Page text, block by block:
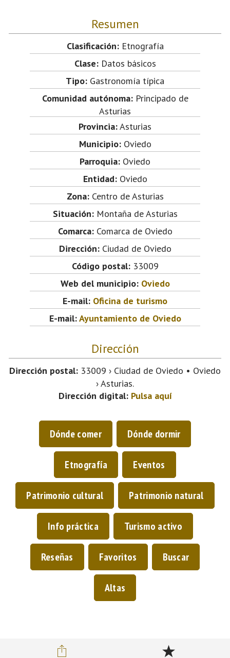
Resumen
Clasificación:Etnografía
Clase:Datos básicos
Tipo: Gastronomía típica
Comunidad autónoma:Principado de
Asturias
Provincia:Asturias
Municipio:Oviedo
Parroquia: Oviedo
Entidad:Oviedo
Zona:Centro de Asturias
Situación:Montaña de Asturias
Comarca:Comarca de Oviedo
Dirección:Ciudad de Oviedo
Código postal:33009
Web del municipio: Oviedo
E-mail: Oficina de turismo
E-mail:Ayuntamiento de Oviedo
Dirección
Dirección postal: 33009 › Ciudad de Oviedo • Oviedo
› Asturias.
Dirección digital: Pulsa aquí
Dónde comer Dónde dormir
Etnografía Eventos
Patrimonio cultural Patrimonio natural
Info práctica Turismo activo
Reseñas Favoritos Buscar
Altas